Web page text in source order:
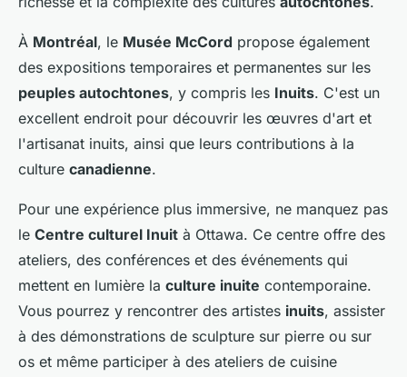
À Montréal, le Musée McCord propose également
des expositions temporaires et permanentes sur les
peuples autochtones, y compris les Inuits. C'est un
excellent endroit pour découvrir les œuvres d'art et
l'artisanat inuits, ainsi que leurs contributions à la
culture canadienne.
Pour une expérience plus immersive, ne manquez pas
le Centre culturel Inuit à Ottawa. Ce centre offre des
ateliers, des conférences et des événements qui
mettent en lumière la culture inuite contemporaine.
Vous pourrez y rencontrer des artistes inuits, assister
à des démonstrations de sculpture sur pierre ou sur
os et même participer à des ateliers de cuisine